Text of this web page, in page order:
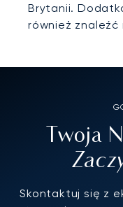
Brytanii.
również znaleźć
Twoja
Skontaktuj się z